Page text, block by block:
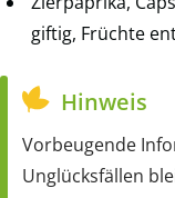
giftig, Früchte
Hinweis
Vorbeugende
Unglücksfällen